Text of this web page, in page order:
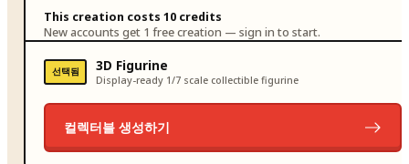
This creation costs 10 credits
New accounts get 1 free creation — sign in to start.
선택됨 3D Figurine
Display-ready 1/7 scale collectible figurine
컬렉터블 생성하기